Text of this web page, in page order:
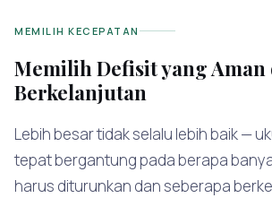
MEMILIH KECEPATAN
Memilih Defisit yang Aman
Berkelanjutan
Lebih besar tidak selalu lebih baik —
tepat bergantung pada berapa
harus diturunkan dan seberapa